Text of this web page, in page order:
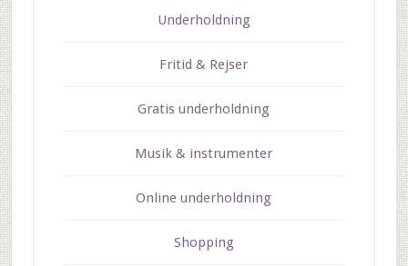
Underholdning
Fritid & Rejser
Gratis underholdning
Musik & instrumenter
Online underholdning
Shopping